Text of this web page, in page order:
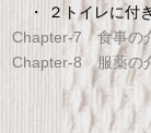
るピタ機能」搭
ホワイト BC-754-
・ ２トイレに付
Chapter-7 食事の
Chapter-8 服薬の